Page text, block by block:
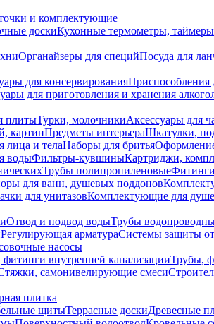
и комплектующие
доскиКухонные термометры, таймеры
Органайзеры для специйПосуда для
для консервированияПриспособления
для приготовления и хранения
плитыТурки, молочникиАксессуары для
картинПредметы интерьераШкатулки,
лица и телаНаборы для бритья
водыФильтры-кувшиныКартриджи,
Трубы полипропиленовые
для ванн, душевых поддонов
для унитазовКомплектующие для
Отвод и подвод водыТрубы
Регулирующая арматураСистемы защиты
насосы
внутренней канализацииТрубы,
самонивелирующие смеси
плитка
щитыТеррасные доскиДревесные